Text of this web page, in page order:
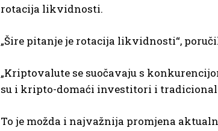
rotacija likvidnosti.
„Šire pitanje je rotacija likvidnosti“,
„Kriptovalute se suočavaju s
su i kripto-domaći investitori i
To je možda i najvažnija promjena